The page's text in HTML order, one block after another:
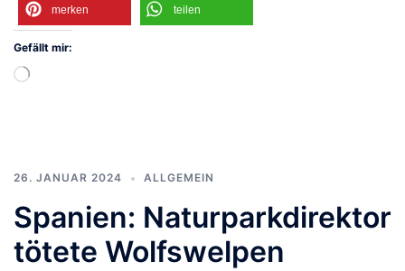
merken teilen
Gefällt mir:
Wird
26. JANUAR 2024 ALLGEMEIN
Spanien: Naturparkdirektor
tötete Wolfswelpen